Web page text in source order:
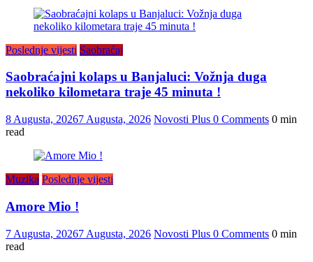
Poslednje vijesti Saobraćaj
Saobraćajni kolaps u Banjaluci: Vožnja duga
nekoliko kilometara traje 45 minuta !
8 Augusta, 20267 Augusta, 2026 Novosti Plus 0 Comments 0 min
read
Muzika Poslednje vijesti
Amore Mio !
7 Augusta, 20267 Augusta, 2026 Novosti Plus 0 Comments 0 min
read